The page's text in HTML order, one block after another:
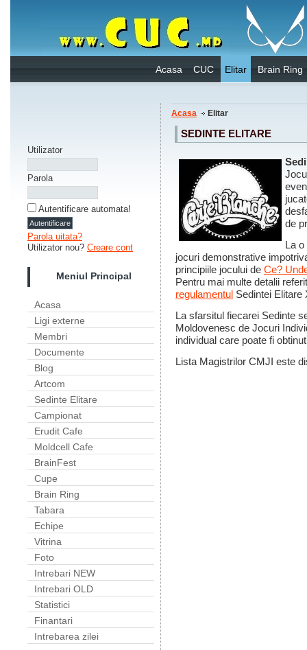
Acasa CUC Elitar Brain Ring
Utilizator
Parola
Autentificare automata!
Parola uitata?
Utilizator nou? Creare cont
Meniul Principal
Acasa
Ligi externe
Membri
Documente
Blog
Artcom
Sedinte Elitare
Campionat
Erudit Cafe
Moldcell Cafe
BrainFest
Cupe
Brain Ring
Tabara
Echipe
Vitrina
Foto
Intrebari NEW
Intrebari OLD
Statistici
Finantari
Intrebarea zilei
Acasa Elitar
SEDINTE ELITARE
de
La
jocuri demonstrative
principiile jocului de Ce?
Pentru mai multe detalii
regulamentul Sedintei Elitare
La sfarsitul fiecarei Sedinte
Moldovenesc de Jocuri
individual care poate fi
Lista Magistrilor CMJI este